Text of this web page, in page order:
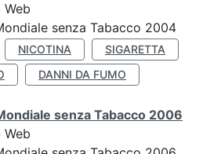
senza Tabacco 2004
NICOTINA
SIGARETTA
DANNI DA FUMO
senza Tabacco 2006